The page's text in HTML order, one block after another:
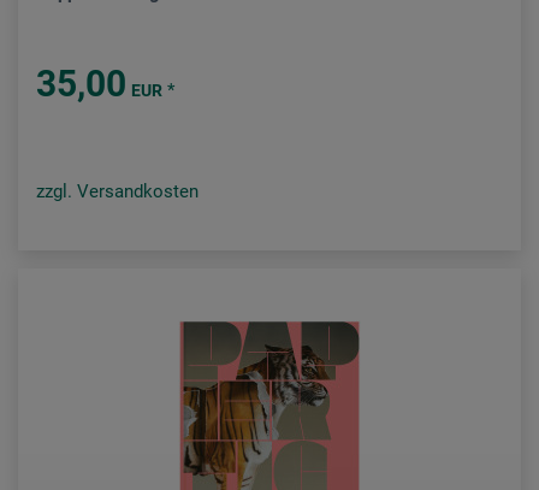
35,00 EUR *
zzgl. Versandkosten